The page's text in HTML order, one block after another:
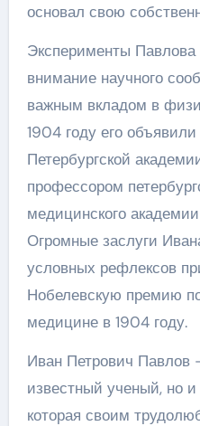
основал свою
Эксперименты
внимание научного
важным вкладом в
1904 году его
Петербургской
профессором
медицинского
Огромные заслуги
условных рефлексов
Нобелевскую премию
медицине в 1904 году.
Иван Петрович Павлов
известный ученый, но
которая своим